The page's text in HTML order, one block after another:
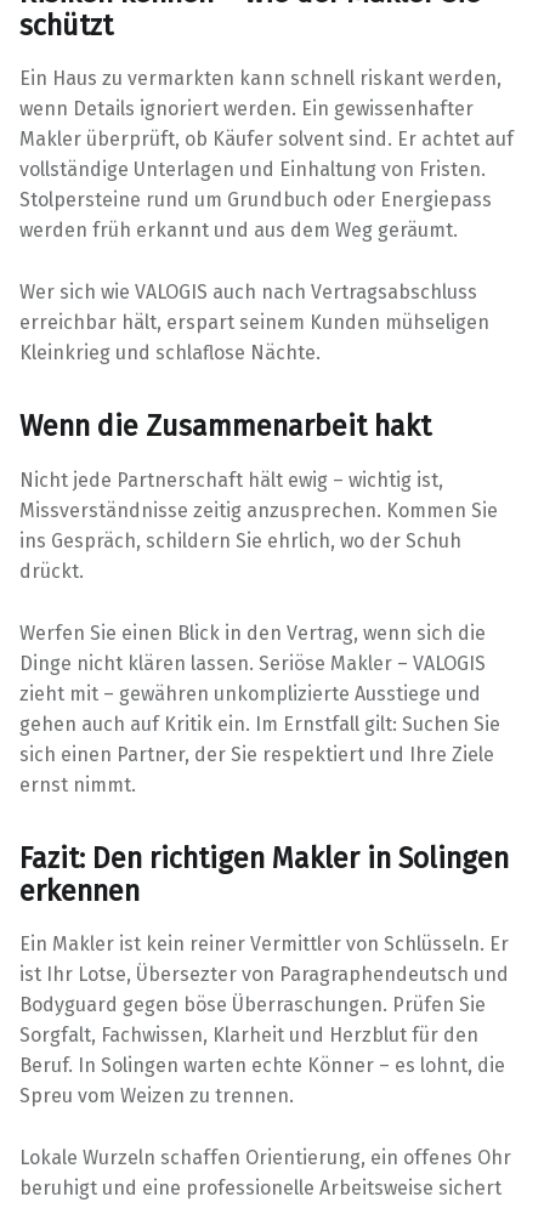
schützt
Ein Haus zu vermarkten kann schnell riskant werden,
wenn Details ignoriert werden. Ein gewissenhafter
Makler überprüft, ob Käufer solvent sind. Er achtet auf
vollständige Unterlagen und Einhaltung von Fristen.
Stolpersteine rund um Grundbuch oder Energiepass
werden früh erkannt und aus dem Weg geräumt.
Wer sich wie VALOGIS auch nach Vertragsabschluss
erreichbar hält, erspart seinem Kunden mühseligen
Kleinkrieg und schlaflose Nächte.
Wenn die Zusammenarbeit hakt
Nicht jede Partnerschaft hält ewig – wichtig ist,
Missverständnisse zeitig anzusprechen. Kommen Sie
ins Gespräch, schildern Sie ehrlich, wo der Schuh
drückt.
Werfen Sie einen Blick in den Vertrag, wenn sich die
Dinge nicht klären lassen. Seriöse Makler – VALOGIS
zieht mit – gewähren unkomplizierte Ausstiege und
gehen auch auf Kritik ein. Im Ernstfall gilt: Suchen Sie
sich einen Partner, der Sie respektiert und Ihre Ziele
ernst nimmt.
Fazit: Den richtigen Makler in Solingen
erkennen
Ein Makler ist kein reiner Vermittler von Schlüsseln. Er
ist Ihr Lotse, Übersezter von Paragraphendeutsch und
Bodyguard gegen böse Überraschungen. Prüfen Sie
Sorgfalt, Fachwissen, Klarheit und Herzblut für den
Beruf. In Solingen warten echte Könner – es lohnt, die
Spreu vom Weizen zu trennen.
Lokale Wurzeln schaffen Orientierung, ein offenes Ohr
beruhigt und eine professionelle Arbeitsweise sichert